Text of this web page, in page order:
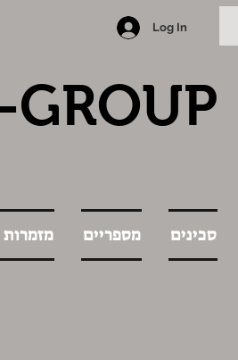
Log In
GROUP
סכינים מספריים מזמרות